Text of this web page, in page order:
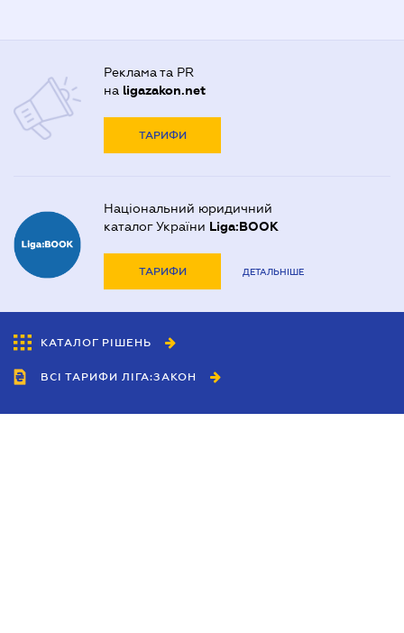
Реклама та PR
на ligazakon.net
ТАРИФИ
Національний юридичний
каталог України Liga:BOOK
ТАРИФИ ДЕТАЛЬНІШЕ
КАТАЛОГ РІШЕНЬ
ВСІ ТАРИФИ ЛІГА:ЗАКОН